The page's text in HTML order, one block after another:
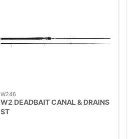
W246
W2 DEADBAIT CANAL & DRAINS
ST